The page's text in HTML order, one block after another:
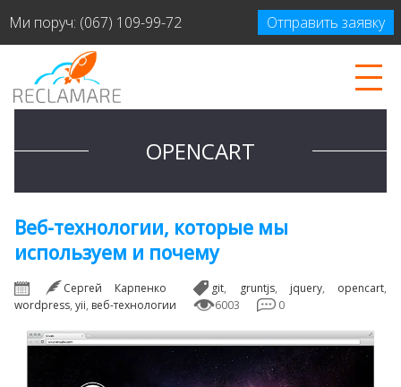
Ми поруч: (067) 109-99-72 Отправить заявку
OPENCART
Веб-технологии, которые мы
используем и почему
Сергей Карпенко git, gruntjs, jquery, opencart,
wordpress, yii, веб-технологии 6003 0